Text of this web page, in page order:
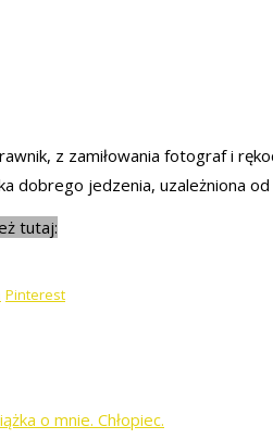
z zamiłowania fotograf i
dobrego jedzenia, uzależniona
tutaj:
Pinterest
o mnie. Chłopiec.